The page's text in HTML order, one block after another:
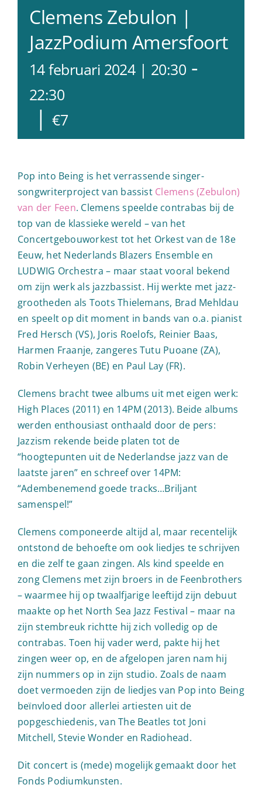
Clemens Zebulon |
JazzPodium Amersfoort
14 februari 2024 | 20:30 -
22:30
| €7
Pop into Being is het verrassende singer-
songwriterproject van bassist Clemens (Zebulon)
van der Feen. Clemens speelde contrabas bij de
top van de klassieke wereld – van het
Concertgebouworkest tot het Orkest van de 18e
Eeuw, het Nederlands Blazers Ensemble en
LUDWIG Orchestra – maar staat vooral bekend
om zijn werk als jazzbassist. Hij werkte met jazz-
grootheden als Toots Thielemans, Brad Mehldau
en speelt op dit moment in bands van o.a. pianist
Fred Hersch (VS), Joris Roelofs, Reinier Baas,
Harmen Fraanje, zangeres Tutu Puoane (ZA),
Robin Verheyen (BE) en Paul Lay (FR).
Clemens bracht twee albums uit met eigen werk:
High Places (2011) en 14PM (2013). Beide albums
werden enthousiast onthaald door de pers:
Jazzism rekende beide platen tot de
“hoogtepunten uit de Nederlandse jazz van de
laatste jaren” en schreef over 14PM:
“Adembenemend goede tracks…Briljant
samenspel!”
Clemens componeerde altijd al, maar recentelijk
ontstond de behoefte om ook liedjes te schrijven
en die zelf te gaan zingen. Als kind speelde en
zong Clemens met zijn broers in de Feenbrothers
– waarmee hij op twaalfjarige leeftijd zijn debuut
maakte op het North Sea Jazz Festival – maar na
zijn stembreuk richtte hij zich volledig op de
contrabas. Toen hij vader werd, pakte hij het
zingen weer op, en de afgelopen jaren nam hij
zijn nummers op in zijn studio. Zoals de naam
doet vermoeden zijn de liedjes van Pop into Being
beïnvloed door allerlei artiesten uit de
popgeschiedenis, van The Beatles tot Joni
Mitchell, Stevie Wonder en Radiohead.
Dit concert is (mede) mogelijk gemaakt door het
Fonds Podiumkunsten.